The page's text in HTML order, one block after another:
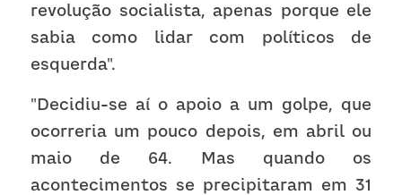
revolução socialista, apenas porque ele
sabia como lidar com políticos de
esquerda".
"Decidiu-se aí o apoio a um golpe, que
ocorreria um pouco depois, em abril ou
maio de 64. Mas quando os
acontecimentos se precipitaram em 31